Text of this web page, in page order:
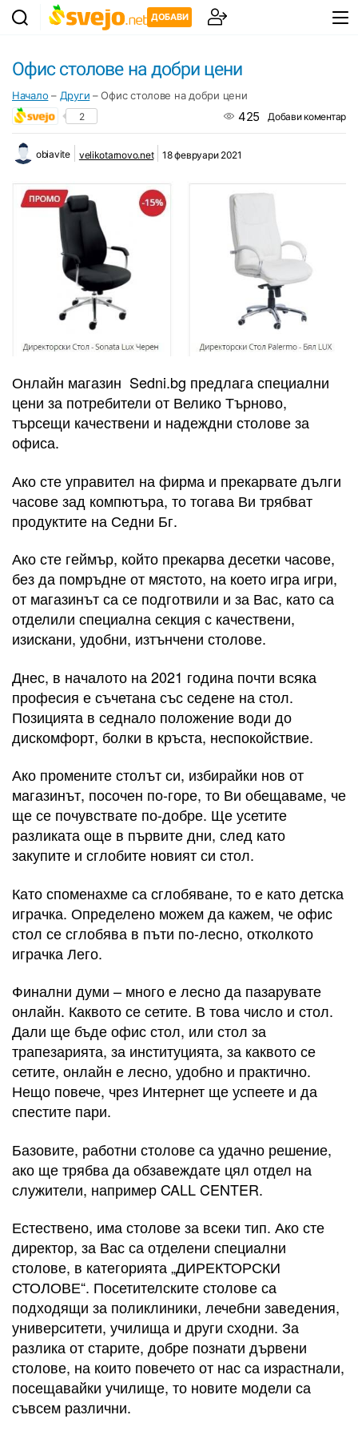
ДОБАВИ
Офис столове на добри цени
Начало – Други –Офис столове на добри цени
2 425 Добави коментар
obiavite velikotarnovo.net 18 февруари 2021
Онлайн магазин Sedni.bg предлага специални
цени за потребители от Велико Търново,
търсещи качествени и надеждни столове за
офиса.
Ако сте управител на фирма и прекарвате дълги
часове зад компютъра, то тогава Ви трябват
продуктите на Седни Бг.
Ако сте геймър, който прекарва десетки часове,
без да помръдне от мястото, на което игра игри,
от магазинът са се подготвили и за Вас, като са
отделили специална секция с качествени,
изискани, удобни, изтънчени столове.
Днес, в началото на 2021 година почти всяка
професия е съчетана със седене на стол.
Позицията в седнало положение води до
дискомфорт, болки в кръста, неспокойствие.
Ако промените столът си, избирайки нов от
магазинът, посочен по-горе, то Ви обещаваме, че
ще се почувствате по-добре. Ще усетите
разликата още в първите дни, след като
закупите и сглобите новият си стол.
Като споменахме са сглобяване, то е като детска
играчка. Определено можем да кажем, че офис
стол се сглобява в пъти по-лесно, отколкото
играчка Лего.
Финални думи – много е лесно да пазарувате
онлайн. Каквото се сетите. В това число и стол.
Дали ще бъде офис стол, или стол за
трапезарията, за институцията, за каквото се
сетите, онлайн е лесно, удобно и практично.
Нещо повече, чрез Интернет ще успеете и да
спестите пари.
Базовите, работни столове са удачно решение,
ако ще трябва да обзавеждате цял отдел на
служители, например CALL CENTER.
Естествено, има столове за всеки тип. Ако сте
директор, за Вас са отделени специални
столове, в категорията „ДИРЕКТОРСКИ
СТОЛОВЕ“. Посетителските столове са
подходящи за поликлиники, лечебни заведения,
университети, училища и други сходни. За
разлика от старите, добре познати дървени
столове, на които повечето от нас са израстнали,
посещавайки училище, то новите модели са
съвсем различни.